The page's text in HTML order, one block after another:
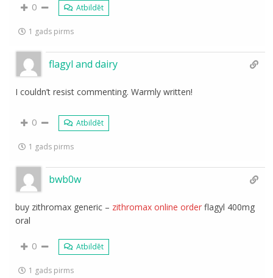
0 Atbildēt
1 gads pirms
flagyl and dairy
I couldn’t resist commenting. Warmly written!
0 Atbildēt
1 gads pirms
bwb0w
buy zithromax generic – zithromax online order flagyl 400mg
oral
0 Atbildēt
1 gads pirms